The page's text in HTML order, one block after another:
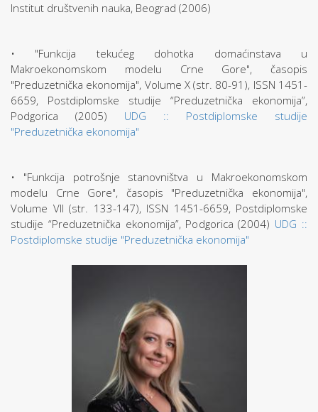
Institut društvenih nauka, Beograd (2006)
• "Funkcija tekućeg dohotka domaćinstava u
Makroekonomskom modelu Crne Gore", časopis
"Preduzetnička ekonomija", Volume X (str. 80-91), ISSN 1451-
6659, Postdiplomske studije “Preduzetnička ekonomija”,
Podgorica (2005) UDG :: Postdiplomske studije
"Preduzetnička ekonomija"
• "Funkcija potrošnje stanovništva u Makroekonomskom
modelu Crne Gore", časopis "Preduzetnička ekonomija",
Volume VII (str. 133-147), ISSN 1451-6659, Postdiplomske
studije “Preduzetnička ekonomija”, Podgorica (2004) UDG ::
Postdiplomske studije "Preduzetnička ekonomija"